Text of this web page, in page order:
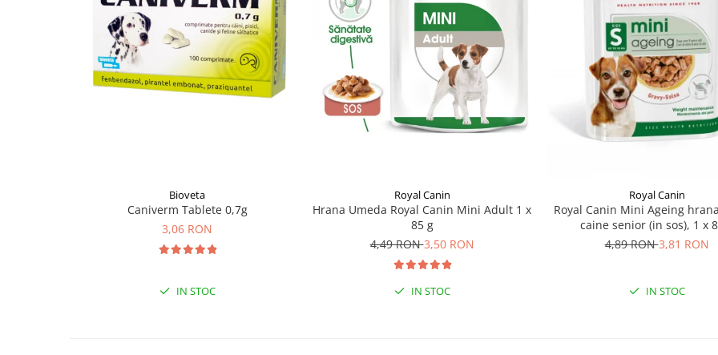
Bioveta
Caniverm Tablete 0,7g
3,06 RON
IN STOC
Royal Canin
Hrana Umeda Royal Canin Mini Adult 1 x
85 g
4,49 RON3,50 RON
IN STOC
Royal Canin
Royal Canin Mini Ageing
caine senior (in sos), 1 x
4,89 RON3,81 RON
IN STOC